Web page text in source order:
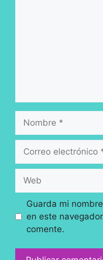
electrónico
Guarda mi
en este
comente.